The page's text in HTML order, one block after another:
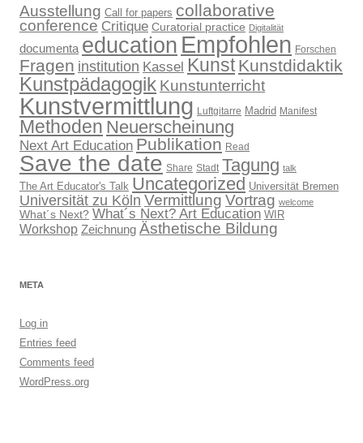
Ausstellung Call for papers collaborative
conference Critique Curatorial practice Digitalität
documenta education Empfohlen Forschen
Fragen institution Kassel Kunst Kunstdidaktik
Kunstpädagogik Kunstunterricht
Kunstvermittlung Luftgitarre Madrid Manifest
Methoden Neuerscheinung
Next Art Education Publikation Read
Save the date Share Stadt Tagung talk
The Art Educator's Talk Uncategorized Universität Bremen
Universität zu Köln Vermittlung Vortrag welcome
What´s Next? What´s Next? Art Education WIR
Workshop Zeichnung Ästhetische Bildung
META
Log in
Entries feed
Comments feed
WordPress.org